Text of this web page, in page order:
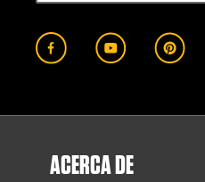
ACERCA DE